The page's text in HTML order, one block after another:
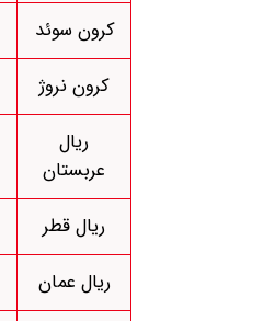
کرون سوئد
کرون نروژ
ریال
عربستان
ریال قطر
ریال عمان